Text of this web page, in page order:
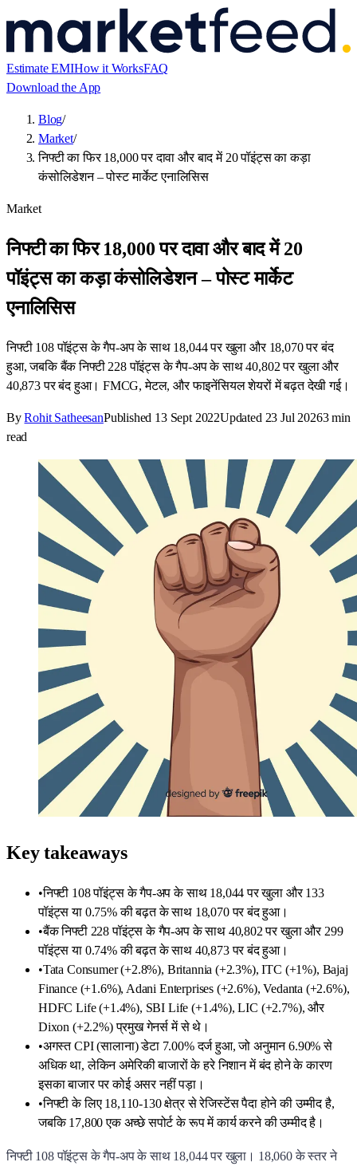
Estimate EMIHow it WorksFAQ
Download the App
Blog/
Market/
निफ्टी का फिर 18,000 पर दावा और बाद में 20 पॉइंट्स का कड़ा
कंसोलिडेशन – पोस्ट मार्केट एनालिसिस
Market
निफ्टी का फिर 18,000 पर दावा और बाद में 20
पॉइंट्स का कड़ा कंसोलिडेशन – पोस्ट मार्केट
एनालिसिस
निफ्टी 108 पॉइंट्स के गैप-अप के साथ 18,044 पर खुला और 18,070 पर बंद
हुआ, जबकि बैंक निफ्टी 228 पॉइंट्स के गैप-अप के साथ 40,802 पर खुला और
40,873 पर बंद हुआ। FMCG, मेटल, और फाइनेंसियल शेयरों में बढ़त देखी गई।
By Rohit SatheesanPublished 13 Sept 2022Updated 23 Jul 20263min
read
Key takeaways
•निफ्टी 108 पॉइंट्स के गैप-अप के साथ 18,044 पर खुला और 133
पॉइंट्स या 0.75% की बढ़त के साथ 18,070 पर बंद हुआ।
•बैंक निफ्टी 228 पॉइंट्स के गैप-अप के साथ 40,802 पर खुला और 299
पॉइंट्स या 0.74% की बढ़त के साथ 40,873 पर बंद हुआ।
•Tata Consumer (+2.8%), Britannia (+2.3%), ITC (+1%), Bajaj
Finance (+1.6%), Adani Enterprises (+2.6%), Vedanta (+2.6%),
HDFC Life (+1.4%), SBI Life (+1.4%), LIC (+2.7%), और
Dixon (+2.2%) प्रमुख गेनर्स में से थे।
•अगस्त CPI (सालाना) डेटा 7.00% दर्ज हुआ, जो अनुमान 6.90% से
अधिक था, लेकिन अमेरिकी बाजारों के हरे निशान में बंद होने के कारण
इसका बाजार पर कोई असर नहीं पड़ा।
•निफ्टी के लिए 18,110-130 क्षेत्र से रेजिस्टेंस पैदा होने की उम्मीद है,
जबकि 17,800 एक अच्छे सपोर्ट के रूप में कार्य करने की उम्मीद है।
निफ्टी 108 पॉइंट्स के गैप-अप के साथ 18,044 पर खुला। 18,060 के स्तर ने